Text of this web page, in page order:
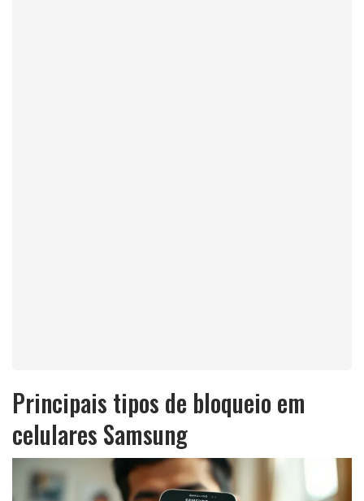
Principais tipos de bloqueio em
celulares Samsung